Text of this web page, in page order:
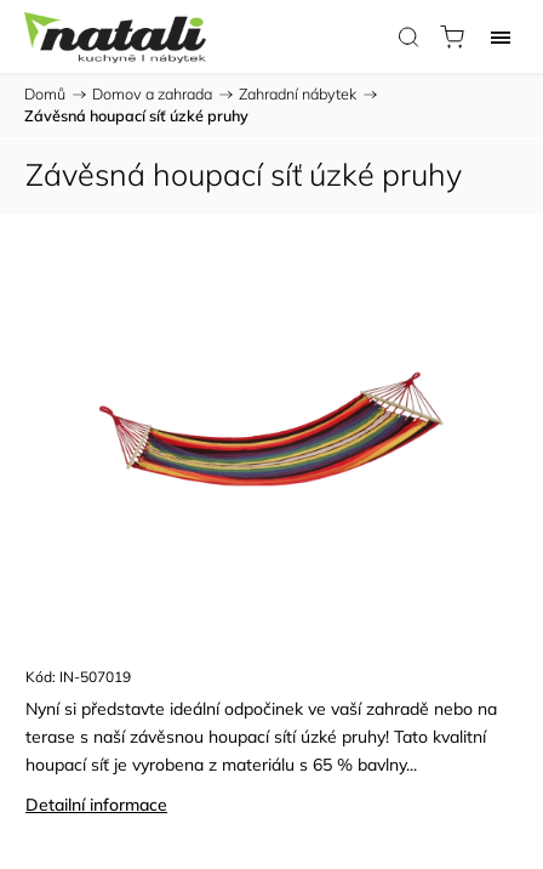
Domů / Domov a zahrada / Zahradní nábytek /
Závěsná houpací síť úzké pruhy
Závěsná houpací síť úzké pruhy
Kód: IN-507019
Nyní si představte ideální odpočinek ve vaší zahradě nebo na
terase s naší závěsnou houpací sítí úzké pruhy! Tato kvalitní
houpací síť je vyrobena z materiálu s 65 % bavlny...
Detailní informace